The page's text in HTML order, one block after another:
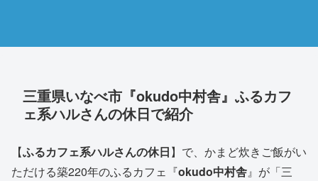
三重県いなべ市『okudo中村舎』ふるカフ
ェ系ハルさんの休日で紹介
【ふるカフェ系ハルさんの休日】で、かまど炊きご飯がい
ただける築220年のふるカフェ『okudo中村舎』が「三